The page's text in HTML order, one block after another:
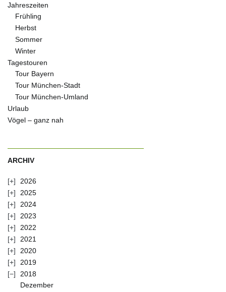
Jahreszeiten
Frühling
Herbst
Sommer
Winter
Tagestouren
Tour Bayern
Tour München-Stadt
Tour München-Umland
Urlaub
Vögel – ganz nah
ARCHIV
2026
2025
2024
2023
2022
2021
2020
2019
2018
Dezember